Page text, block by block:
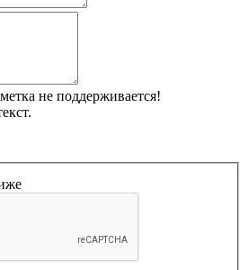
не поддерживается!